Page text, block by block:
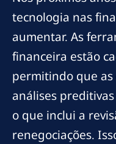
tecnologia nas
aumentar. As
financeira estão
permitindo que
análises
o que inclui a
renegociações.